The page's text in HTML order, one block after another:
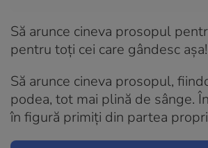
Să arunce cineva prosopul
pentru toți cei care gândesc așa!
Să arunce cineva prosopul,
podea, tot mai plină de sânge.
în figură primiţi din partea